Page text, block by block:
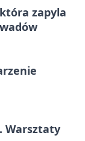
która zapyla
Warsztaty